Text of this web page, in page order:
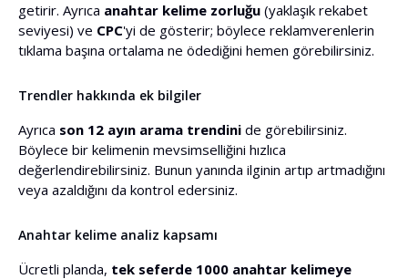
getirir. Ayrıca anahtar kelime zorluğu (yaklaşık rekabet
seviyesi) ve CPC'yi de gösterir; böylece reklamverenlerin
tıklama başına ortalama ne ödediğini hemen görebilirsiniz.
Trendler hakkında ek bilgiler
Ayrıca son 12 ayın arama trendini de görebilirsiniz.
Böylece bir kelimenin mevsimselliğini hızlıca
değerlendirebilirsiniz. Bunun yanında ilginin artıp artmadığını
veya azaldığını da kontrol edersiniz.
Anahtar kelime analiz kapsamı
Ücretli planda, tek seferde 1000 anahtar kelimeye